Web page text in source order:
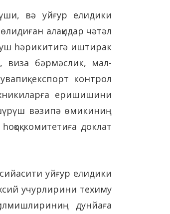
вә уйғур елидики
алақидар чәтәл
һәрикитигә иштирак
виза бәрмәслик, мал-
експорт контрол
еришишини
вәзипә өмикиниң
комитетиға доклат
уйғур елидики
учурлирини техиму
дунйаға